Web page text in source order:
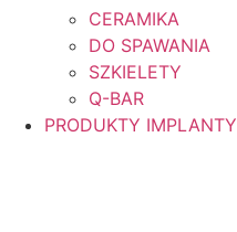
CERAMIKA
DO SPAWANIA
SZKIELETY
Q-BAR
PRODUKTY IMPLANTY